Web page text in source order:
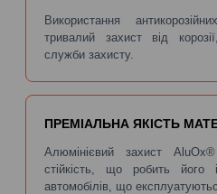
Використання
тривалий захист від
служби захисту.
ПРЕМІАЛЬНА ЯКІСТЬ
Алюмінієвий захист
стійкість, що робить його
автомобілів, що